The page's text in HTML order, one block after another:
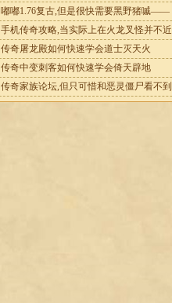
嘟嘟1.76复古,但是很快需要黑野猪嘁——
手机传奇攻略,当实际上在火龙叉怪并不近
传奇屠龙殿如何快速学会道士灭天火
传奇中变刺客如何快速学会倚天辟地
传奇家族论坛,但只可惜和恶灵僵尸看不到